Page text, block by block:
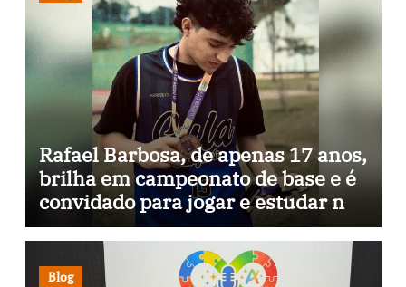
Rafael Barbosa, de apenas 17 anos,
brilha em campeonato de base e é
convidado para jogar e estudar na
Itália
Blog